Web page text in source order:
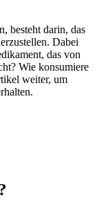
besteht darin, das
Dabei
das von
Wie konsumiere
weiter, um